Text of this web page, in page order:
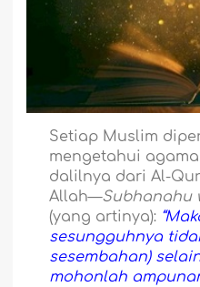
Setiap Muslim
mengetahui
dalilnya dari Al-
Allah—Subhanahu
(yang artinya):
sesungguhnya
sesembahan)
mohonlah